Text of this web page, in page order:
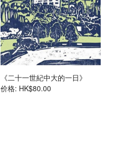
《二十一世紀中大的一日》
价格: HK$80.00